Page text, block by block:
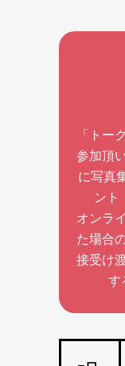
「トー
参加頂
に写真
ント
オンラ
た場合
接受け
す